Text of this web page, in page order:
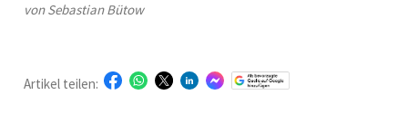
von Sebastian Bütow
Artikel teilen: